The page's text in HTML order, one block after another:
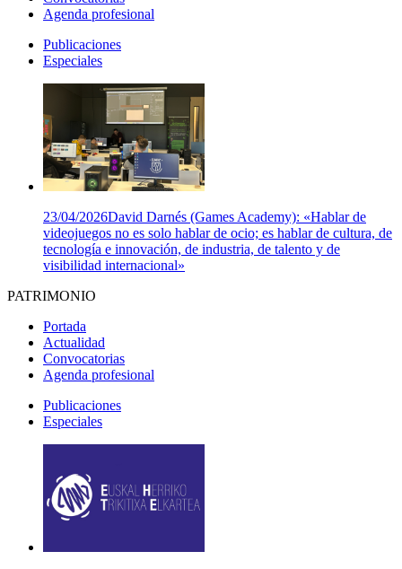
Agenda profesional
Publicaciones
Especiales
23/04/2026David Darnés (Games Academy): «Hablar de
videojuegos no es solo hablar de ocio; es hablar de cultura, de
tecnología e innovación, de industria, de talento y de
visibilidad internacional»
PATRIMONIO
Portada
Actualidad
Convocatorias
Agenda profesional
Publicaciones
Especiales